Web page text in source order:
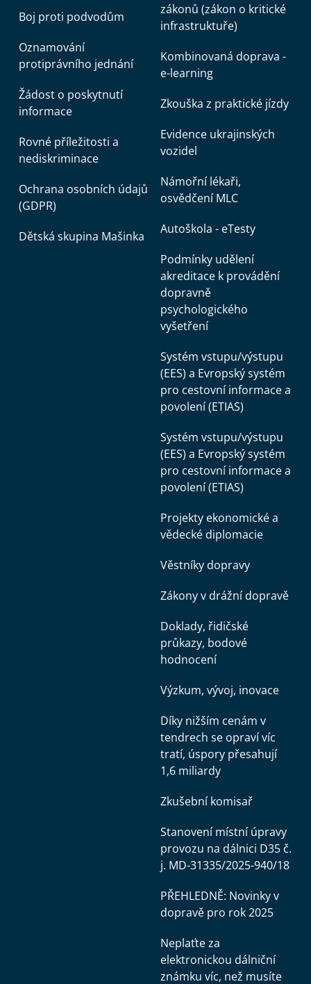
Boj proti podvodům
Oznamování
protiprávního jednání
Žádost o poskytnutí
informace
Rovné příležitosti a
nediskriminace
Ochrana osobních údajů
(GDPR)
Dětská skupina Mašinka
zákonů (zákon o kritické
infrastruktuře)
Kombinovaná doprava -
e-learning
Zkouška z praktické jízdy
Evidence ukrajinských
vozidel
Námořní lékaři,
osvědčení MLC
Autoškola - eTesty
Podmínky udělení
akreditace k provádění
dopravně
psychologického
vyšetření
Systém vstupu/výstupu
(EES) a Evropský systém
pro cestovní informace a
povolení (ETIAS)
Systém vstupu/výstupu
(EES) a Evropský systém
pro cestovní informace a
povolení (ETIAS)
Projekty ekonomické a
vědecké diplomacie
Věstníky dopravy
Zákony v drážní dopravě
Doklady, řidičské
průkazy, bodové
hodnocení
Výzkum, vývoj, inovace
Díky nižším cenám v
tendrech se opraví víc
tratí, úspory přesahují
1,6 miliardy
Zkušební komisař
Stanovení místní úpravy
provozu na dálnici D35 č.
j. MD-31335/2025-940/18
PŘEHLEDNĚ: Novinky v
dopravě pro rok 2025
Neplaťte za
elektronickou dálniční
známku víc, než musíte